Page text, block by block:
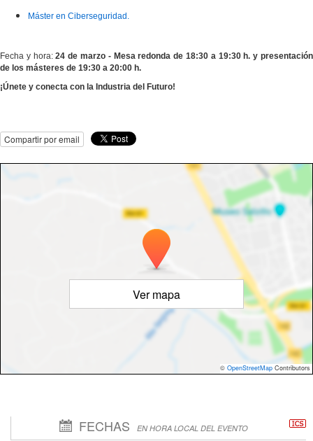
Máster en Ciberseguridad.
Fecha y hora:24 de marzo - Mesa redonda de 18:30 a 19:30 h. y presentación
de los másteres de 19:30 a 20:00 h.
¡Únete y conecta con la Industria del Futuro!
Compartir por email
Ver mapa
© OpenStreetMap Contributors
FECHAS EN HORA LOCAL DEL EVENTO